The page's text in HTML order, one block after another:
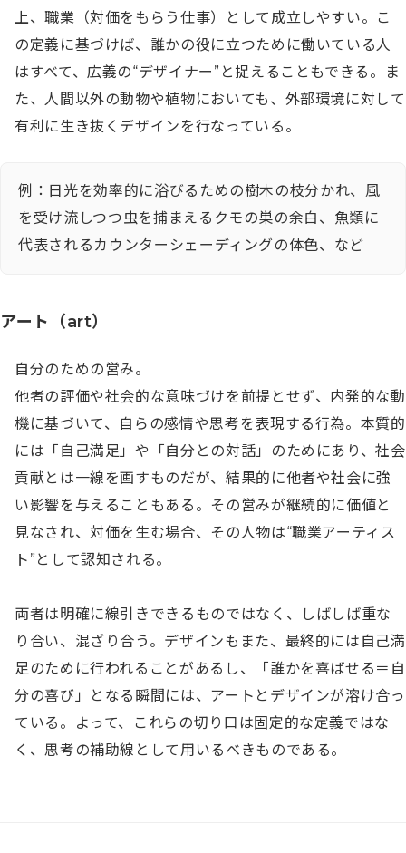
上、職業（対価をもらう仕事）として成立しやすい。こ
の定義に基づけば、誰かの役に立つために働いている人
はすべて、広義の“デザイナー”と捉えることもできる。ま
た、人間以外の動物や植物においても、外部環境に対して
有利に生き抜くデザインを行なっている。
例：日光を効率的に浴びるための樹木の枝分かれ、風
を受け流しつつ虫を捕まえるクモの巣の余白、魚類に
代表されるカウンターシェーディングの体色、など
アート（art）
自分のための営み。
他者の評価や社会的な意味づけを前提とせず、内発的な動
機に基づいて、自らの感情や思考を表現する行為。本質的
には「自己満足」や「自分との対話」のためにあり、社会
貢献とは一線を画すものだが、結果的に他者や社会に強
い影響を与えることもある。その営みが継続的に価値と
見なされ、対価を生む場合、その人物は“職業アーティス
ト”として認知される。
両者は明確に線引きできるものではなく、しばしば重な
り合い、混ざり合う。デザインもまた、最終的には自己満
足のために行われることがあるし、「誰かを喜ばせる＝自
分の喜び」となる瞬間には、アートとデザインが溶け合っ
ている。よって、これらの切り口は固定的な定義ではな
く、思考の補助線として用いるべきものである。